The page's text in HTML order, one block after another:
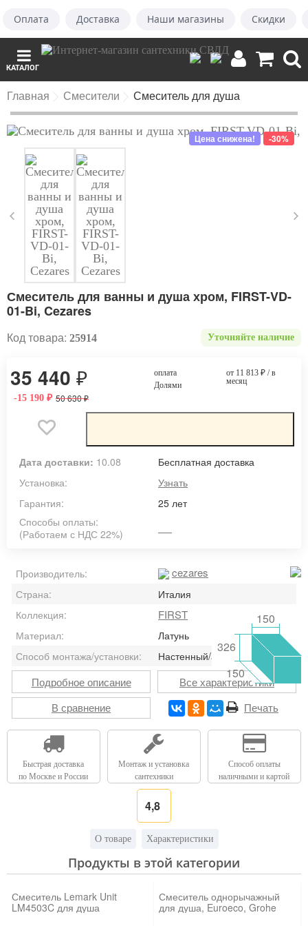
Оплата Доставка Наши магазины Скидки
КАТАЛОГ
Главная Смесители Смеситель для душа
Цена снижена! -30%
Смеситель для ванны и душа хром, FIRST-VD-
01-Bi, Cezares
Код товара: 25914 Уточняйте наличие
35 440 ₽
-15 190 ₽ 50 630₽
оплата
Долями
от 11 813 ₽/ в
месяц
Дата доставки: 10.08
Бесплатная доставка
Установка:
Узнать
Гарантия:
25 лет
Способы оплаты:
(Работаем с НДС 22%)
Производитель: cezares
Страна:
Италия
Коллекция:
FIRST
Материал:
Латунь
Способ монтажа/установки:
Настенный/ая
326
150
150
Подробное описание
Все характеристики
В сравнение
Печать
Быстрая доставка
по Москве и России
Монтаж и установка
сантехники
Способ оплаты
наличными и картой
4,8
О товаре Характеристики
Продукты в этой категории
Смеситель Lemark Unit
LM4503C для душа
Смеситель однорычажный
для душа, Euroeco, Grohe